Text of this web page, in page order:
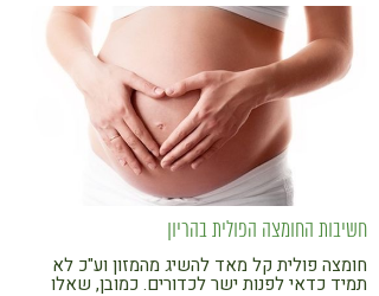
טבעונות
חשיבות החומצה הפולית בהריון
חומצה פולית קל מאד להשיג מהמזון וע"כ לא
תמיד כדאי לפנות ישר לכדורים. כמובן, שאלו